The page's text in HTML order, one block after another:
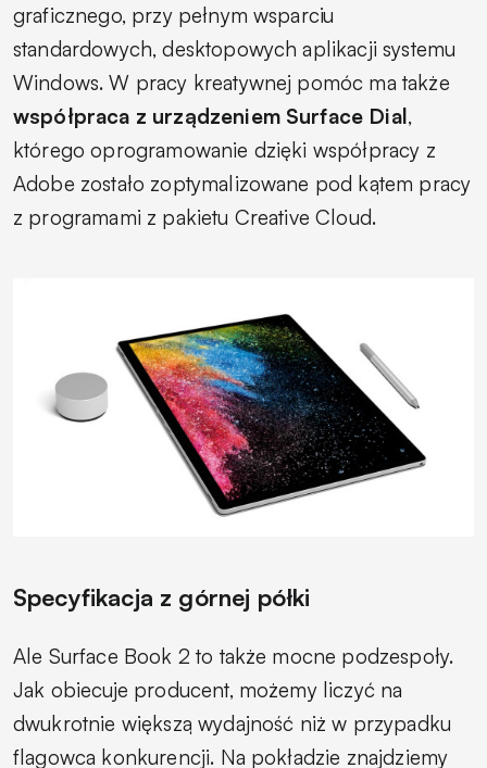
graficznego, przy pełnym wsparciu
standardowych, desktopowych aplikacji systemu
Windows. W pracy kreatywnej pomóc ma także
współpraca z urządzeniem Surface Dial,
którego oprogramowanie dzięki współpracy z
Adobe zostało zoptymalizowane pod kątem pracy
z programami z pakietu Creative Cloud.
Specyfikacja z górnej półki
Ale Surface Book 2 to także mocne podzespoły.
Jak obiecuje producent, możemy liczyć na
dwukrotnie większą wydajność niż w przypadku
flagowca konkurencji. Na pokładzie znajdziemy